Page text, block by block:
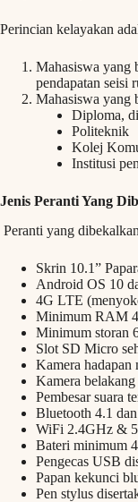
Perincian kelayakan
Mahasiswa yang
pendapatan seisi
Mahasiswa yang
Diploma,
Politeknik
Kolej
Institusi
Jenis Peranti Yang
Peranti yang
Skrin 10.1”
Android OS 10
4G LTE
Minimum RAM
Minimum storan
Slot SD Micro
Kamera
Kamera
Pembesar suara
Bluetooth 4.1
WiFi 2.4GHz &
Bateri minimum
Pengecas USB
Papan kekunci
Pen stylus